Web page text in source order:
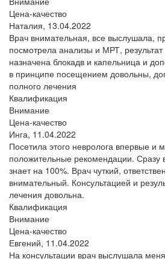
Цена-качество
Наталия, 13.04.2022
Врач внимательная, все выслушала,
посмотрела анализы и МРТ,
назначена блокадв и капельница и
в принципе посещением довольны,
полного лечения
Квалификация
Внимание
Цена-качество
Инга, 11.04.2022
Посетила этого невролога впервые и
положительные рекомендации. Сразу
знает на 100%. Врач чуткий,
внимательный. Консультацией и
лечения довольна.
Квалификация
Внимание
Цена-качество
Евгений, 11.04.2022
На консультации врач выслушала